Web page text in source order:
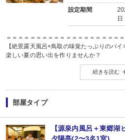
設定期間
日
＝＝＝＝＝＝＝＝＝＝＝＝＝＝＝＝＝＝＝
【絶景露天風呂×鳥取の味覚たっぷりのバイ
楽しい夏の思い出を作りませんか？
＝＝＝＝＝＝＝＝＝＝＝＝＝＝＝＝＝＝＝＝
＼＼鳥取を“まるごと”味わうバイキング♪／
●ライブキッチンでは「鉄板焼」や「天ぷ
●鳥取名物「牛骨ラーメン」に、地物のサ
●日本海で獲れた新鮮な「お造り」ももちろ
●ソフトドリンク飲み放題
好きなものを好きなだけ食べられるので、
お休みの日の大切な想い出作りに、癒しの
【会場】1階ラウンジ華 ※お食事時間は二
続きを読む
部屋タイプ
【源泉内風呂＋東郷湖
夕陽亭(2〜3名1室)